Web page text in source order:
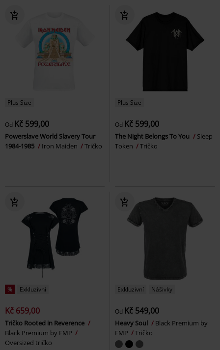
Plus Size
Od Kč 599,00
Powerslave World Slavery Tour
1984-1985
Iron Maiden Tričko
Plus Size
Od Kč 599,00
The Night Belongs To You
Sleep
Token
Tričko
% Exkluzivní
Kč 659,00
Tričko Rooted in Reverence
Black Premium by EMP
Oversized tričko
Exkluzivní Nášivky
Od Kč 549,00
Heavy Soul
Black Premium by
EMP
Tričko